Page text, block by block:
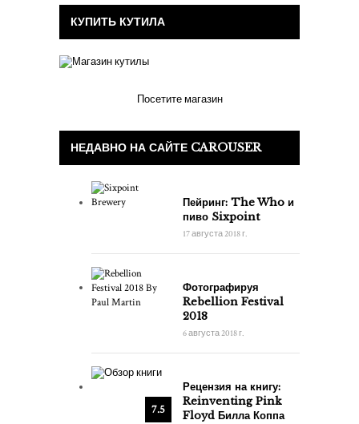
КУПИТЬ КУТИЛА
Посетите магазин
НЕДАВНО НА САЙТЕ CAROUSER
Пейринг: The Who и
пиво Sixpoint
17 августа 2018 г.
Фотографируя
Rebellion Festival
2018
6 августа 2018 г.
7.5
Рецензия на книгу:
Reinventing Pink
Floyd Билла Коппа